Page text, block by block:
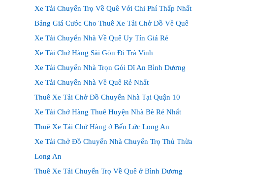
Xe Tải Chuyển Trọ Về Quê Với Chi Phí Thấp Nhất
Bảng Giá Cước Cho Thuê Xe Tải Chở Đồ Về Quê
Xe Tải Chuyển Nhà Về Quê Uy Tín Giá Rẻ
Xe Tải Chở Hàng Sài Gòn Đi Trà Vinh
Xe Tải Chuyển Nhà Trọn Gói Dĩ An Bình Dương
Xe Tải Chuyển Nhà Về Quê Rẻ Nhất
Thuê Xe Tải Chở Đồ Chuyển Nhà Tại Quận 10
Xe Tải Chở Hàng Thuê Huyện Nhà Bè Rẻ Nhất
Thuê Xe Tải Chở Hàng ở Bến Lức Long An
Xe Tải Chở Đồ Chuyển Nhà Chuyển Trọ Thủ Thừa
Long An
Thuê Xe Tải Chuyển Trọ Về Quê ở Bình Dương